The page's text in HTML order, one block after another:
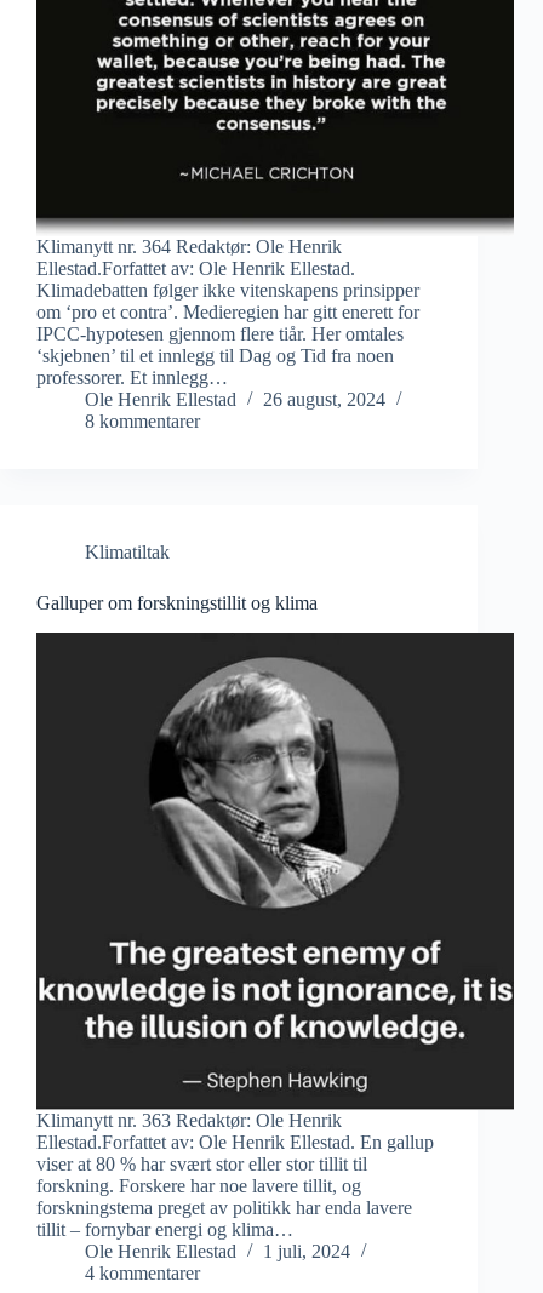
Klimanytt nr. 364 Redaktør: Ole Henrik
Ellestad.Forfattet av: Ole Henrik Ellestad.
Klimadebatten følger ikke vitenskapens prinsipper
om ‘pro et contra’. Medieregien har gitt enerett for
IPCC-hypotesen gjennom flere tiår. Her omtales
‘skjebnen’ til et innlegg til Dag og Tid fra noen
professorer. Et innlegg…
Ole Henrik Ellestad
26 august, 2024
8 kommentarer
Klimatiltak
Galluper om forskningstillit og klima
Klimanytt nr. 363 Redaktør: Ole Henrik
Ellestad.Forfattet av: Ole Henrik Ellestad. En gallup
viser at 80 % har svært stor eller stor tillit til
forskning. Forskere har noe lavere tillit, og
forskningstema preget av politikk har enda lavere
tillit – fornybar energi og klima…
Ole Henrik Ellestad
1 juli, 2024
4 kommentarer